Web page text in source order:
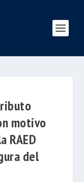
motivo
RAED
del